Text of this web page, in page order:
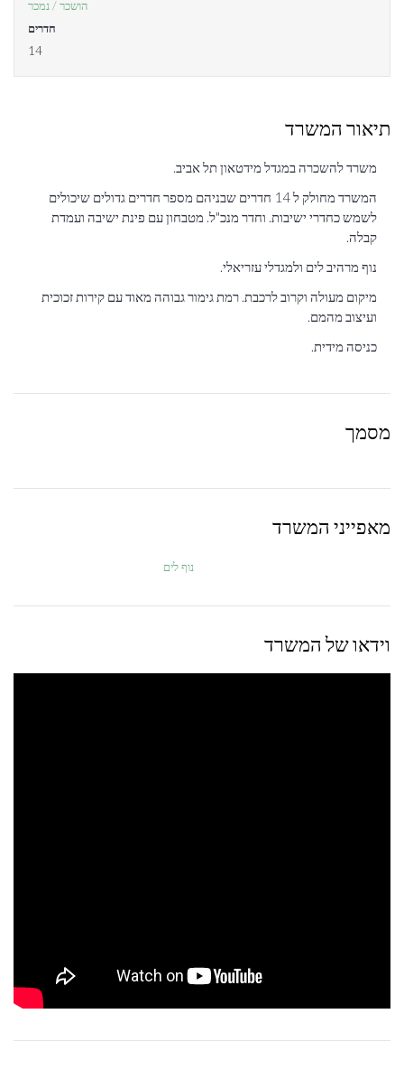
הושכר / נמכר
חדרים
14
תיאור המשרד
משרד להשכרה במגדל מידטאון תל אביב.
המשרד מחולק ל 14 חדרים שבניהם מספר חדרים גדולים שיכולים
לשמש כחדרי ישיבות. וחדר מנכ"ל. מטבחון עם פינת ישיבה ועמדת
קבלה.
נוף מרהיב לים ולמגדלי עזריאלי.
מיקום מעולה וקרוב לרכבת. רמת גימור גבוהה מאוד עם קירות זכוכית
ועיצוב מהמם.
כניסה מידית.
מסמך
מאפייני המשרד
נוף לים
וידאו של המשרד